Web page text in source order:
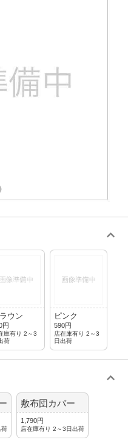
ウン
円
庫有り 2～3
荷
ピンク
590円
店在庫有り 2～3
日出荷
荷
敷布団カバー
1,790円
店在庫有り 2～3日出荷